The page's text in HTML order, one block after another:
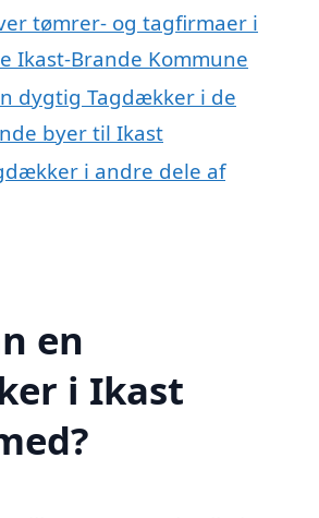
tømrer- og tagfirmaer i
Ikast-Brande Kommune
dygtig Tagdækker i de
byer til Ikast
i andre dele af
en
i Ikast